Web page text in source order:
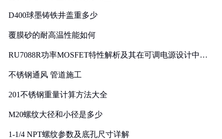
D400球墨铸铁井盖重多少
覆膜砂的耐高温性能如何
RU7088R功率MOSFET特性解析及其在可调电源设计中的
不锈钢通风 管道施工
201不锈钢重量计算方法大全
M20螺纹大径和小径是多少
1-1/4 NPT螺纹参数及底孔尺寸详解